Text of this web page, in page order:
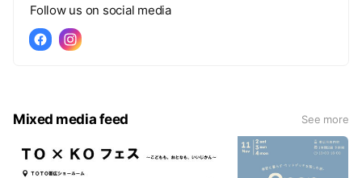
Follow us on social media
Mixed media feed See more